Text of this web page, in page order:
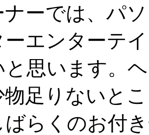
ナーでは、パ
ーエンターテ
と思います。
物足りないと
ばらくのお付